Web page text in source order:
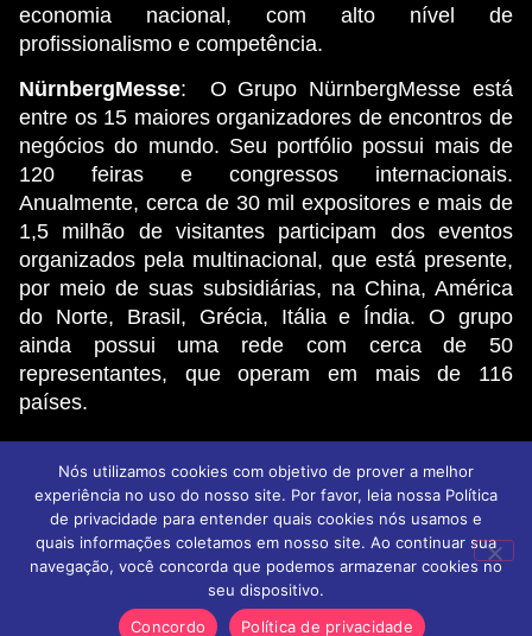
economia nacional, com alto nível de
profissionalismo e competência.
NürnbergMesse: O Grupo NürnbergMesse está
entre os 15 maiores organizadores de encontros de
negócios do mundo. Seu portfólio possui mais de
120 feiras e congressos internacionais.
Anualmente, cerca de 30 mil expositores e mais de
1,5 milhão de visitantes participam dos eventos
organizados pela multinacional, que está presente,
por meio de suas subsidiárias, na China, América
do Norte, Brasil, Grécia, Itália e Índia. O grupo
ainda possui uma rede com cerca de 50
representantes, que operam em mais de 116
países.
© 2026 NMB - Todos os direitos reservados
Política de privacidadeAviso de privacidade
Termos de Uso
Nós utilizamos cookies com objetivo de prover a melhor
experiência no uso do nosso site. Por favor, leia nossa Política
de privacidade para entender quais cookies nós usamos e
quais informações coletamos em nosso site. Ao continuar sua
navegação, você concorda que podemos armazenar cookies no
seu dispositivo.
Concordo
Política de privacidade